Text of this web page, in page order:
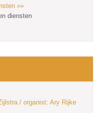
»»
diensten
/ organist: Ary Rijke